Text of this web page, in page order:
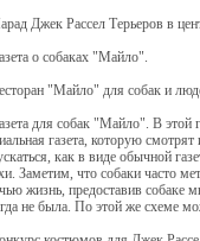
Джек Рассел Терьеров в
о собаках "Майло".
"Майло" для собак и
для собак "Майло". В этой
газета, которую
как в виде обычной
Заметим, что собаки часто
жизнь, предоставив собаке
не была. По этой же схеме